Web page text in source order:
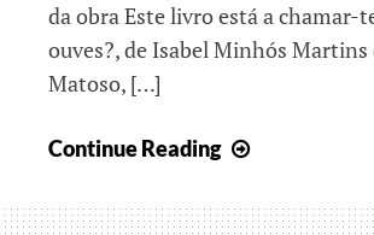
da obra Este livro está a chamar-
ouves?, de Isabel Minhós Martins
Matoso, […]
Continue Reading
comunicar!